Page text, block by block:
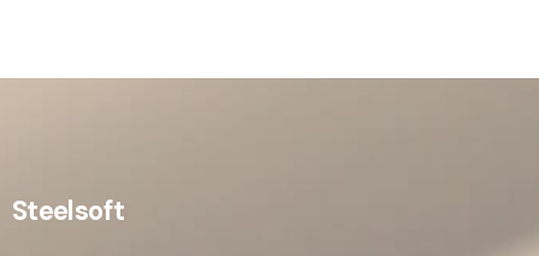
Steelsoft